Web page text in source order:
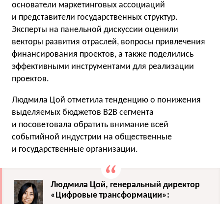
основатели маркетинговых ассоциаций
и представители государственных структур.
Эксперты на панельной дискуссии оценили
векторы развития отраслей, вопросы привлечения
финансирования проектов, а также поделились
эффективными инструментами для реализации
проектов.
Людмила Цой отметила тенденцию о понижения
выделяемых бюджетов В2В сегмента
и посоветовала обратить внимание всей
событийной индустрии на общественные
и государственные организации.
Людмила Цой, генеральный директор
«Цифровые трансформации»: